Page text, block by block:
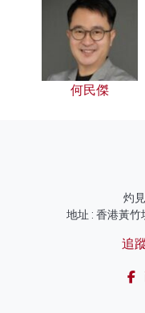
何民傑
灼
地址 : 香港黃
追